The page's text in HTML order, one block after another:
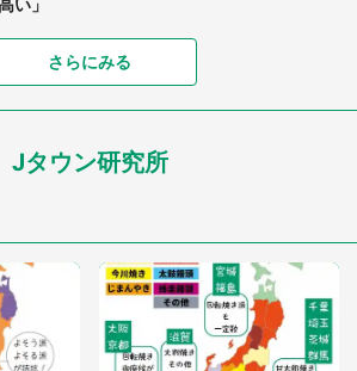
にも四角すぎる猫、激写される 「これもう
デカい蛾〟が居座り続けて3日間...ビビり続
ない街に住んでいます」住人の呟きに30万
く 何が存在しないか、あなたはわかる？
さらにみる
Jタウン研究所